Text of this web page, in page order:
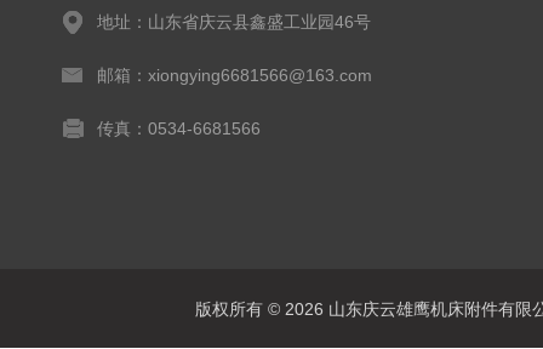
地址：山东省庆云县鑫盛工业园46号
邮箱：xiongying6681566@163.com
传真：0534-6681566
版权所有 © 2026 山东庆云雄鹰机床附件有